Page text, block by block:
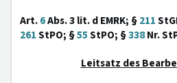
Art.6Abs. 3 lit. d EMRK; §211
261StPO; §55StPO; §338Nr.
Leitsatz des